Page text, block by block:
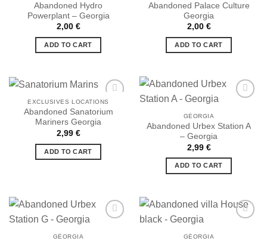
Ajouter
Abandoned Hydro
Powerplant – Georgia
2,00 €
ADD TO CART
Abandoned Palace Culture
Georgia
2,00 €
ADD TO CART
EXCLUSIVES LOCATIONS
Abandoned Sanatorium
Mariners Georgia
2,99 €
ADD TO CART
Ajouter
GÉORGIA
Abandoned Urbex Station A
– Georgia
2,99 €
ADD TO CART
GÉORGIA GÉORGIA